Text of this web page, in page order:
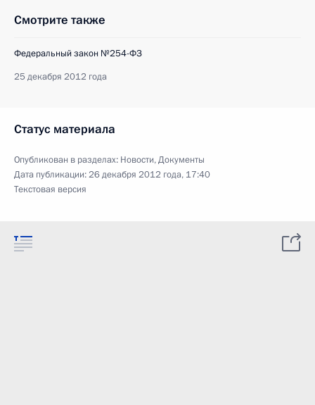
Смотрите также
Федеральный закон №254-ФЗ
25 декабря 2012 года
Статус материала
Опубликован в разделах: Новости,Документы
Дата публикации:26 декабря 2012 года, 17:40
Текстовая версия